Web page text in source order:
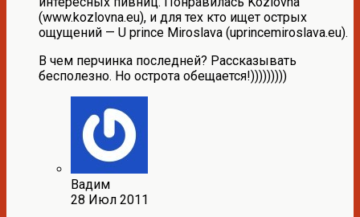
(www.kozlovna.eu), и для тех кто ищет острых
ощущений — U prince Miroslava (uprincemiroslava.eu).
В чем перчинка последней? Рассказывать
бесполезно. Но острота обещается!)))))))))
Вадим
28 Июл 2011